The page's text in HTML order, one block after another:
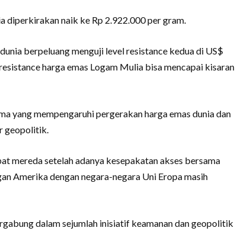
diperkirakan naik ke Rp 2.922.000 per gram.
berpeluang menguji level resistance kedua di US$
harga emas Logam Mulia bisa mencapai kisaran
yang mempengaruhi pergerakan harga emas dunia dan
geopolitik.
mereda setelah adanya kesepakatan akses bersama
Amerika dengan negara-negara Uni Eropa masih
dalam sejumlah inisiatif keamanan dan geopolitik